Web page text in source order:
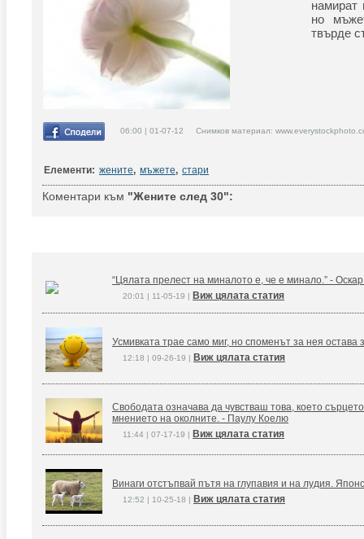
намират
но
твърде
06:00 | 01-07-12 Снимков материал:
Елементи: жените, мъжете, стари
Коментари към "Жените след 30":
“Цялата прелест на миналото е, че е минало.” -
20:01 | 11-05-19 | Виж цялата статия
Усмивката трае само миг, но споменът за нея остава
12:18 | 09-26-19 | Виж цялата статия
Свободата означава да чувстваш това, което
мнението на околните. - Паулу Коелю
11:44 | 07-17-19 | Виж цялата статия
Винаги отстъпвай пътя на глупавия и на лудия.
12:52 | 10-25-18 | Виж цялата статия